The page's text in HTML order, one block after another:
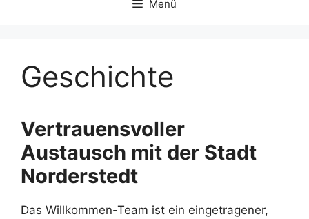
Menü
Geschichte
Vertrauensvoller
Austausch mit der Stadt
Norderstedt
Das Willkommen-Team ist ein eingetragener,